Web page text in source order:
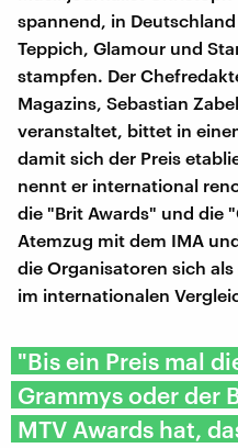
spannend, in
Teppich, Glamour und
stampfen. Der
Magazins, Sebastian
veranstaltet, bittet in
damit sich der Preis
nennt er international
die "Brit Awards" und die
Atemzug mit dem IMA
die Organisatoren sich
im internationalen
"Bis ein Preis mal
Grammys oder der
MTV Awards hat,